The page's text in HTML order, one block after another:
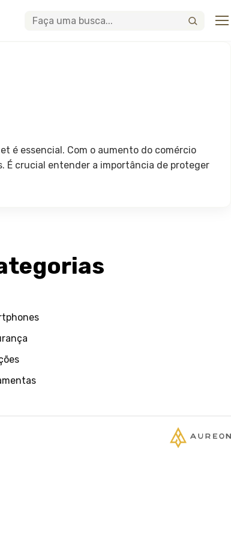
Buscar
é essencial. Com o aumento do comércio
É crucial entender a importância de proteger